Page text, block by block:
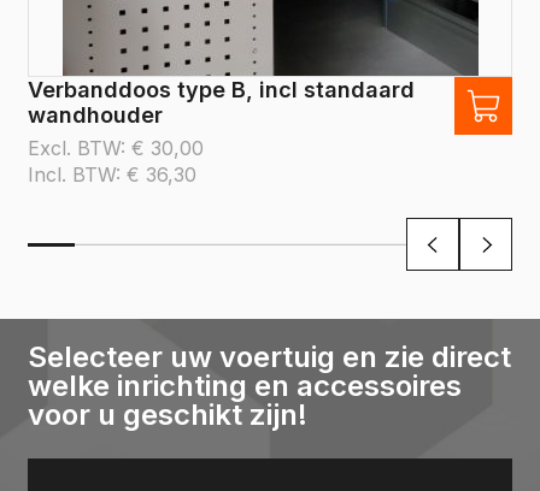
Verbanddoos type B, incl standaard
wandhouder
Excl. BTW: € 30,00
Incl. BTW: € 36,30
Selecteer uw voertuig en zie direct
welke inrichting en accessoires
voor u geschikt zijn!